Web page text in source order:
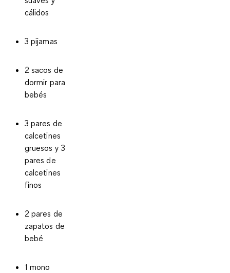
cálidos
3 pijamas
2 sacos de
dormir para
bebés
3 pares de
calcetines
gruesos y 3
pares de
calcetines
finos
2 pares de
zapatos de
bebé
1 mono